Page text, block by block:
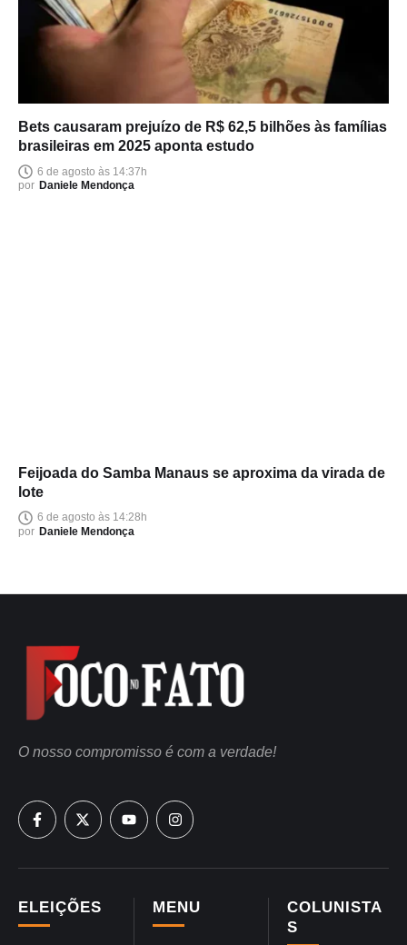
Bets causaram prejuízo de R$ 62,5 bilhões às famílias
brasileiras em 2025 aponta estudo
6 de agosto às 14:37h
por Daniele Mendonça
Feijoada do Samba Manaus se aproxima da virada de
lote
6 de agosto às 14:28h
por Daniele Mendonça
COLUNISTA
S
MENU
ELEIÇÕES
O nosso compromisso é com a verdade!